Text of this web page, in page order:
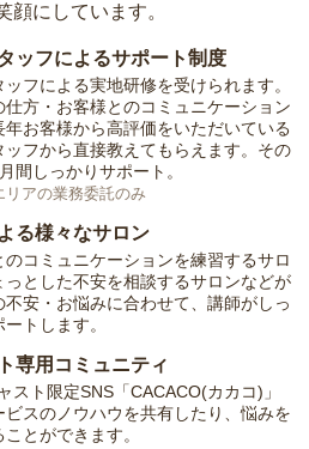
顔にしています。
ッフによるサポート制度
フによる実地研修を受けられます。
仕方・お客様とのコミュニケーション
年お客様から高評価をいただいている
ッフから直接教えてもらえます。その
間しっかりサポート。
アの業務委託のみ
る様々なサロン
のコミュニケーションを練習するサロ
っとした不安を相談するサロンなどが
不安・お悩みに合わせて、講師がしっ
トします。
専用コミュニティ
スト限定SNS「CACACO(カカコ)」
ビスのノウハウを共有したり、悩みを
とができます。